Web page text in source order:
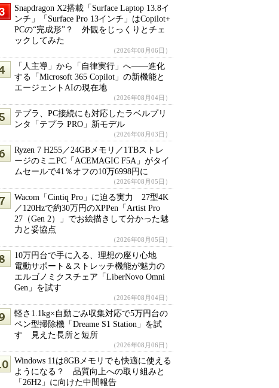
Snapdragon X2搭載「Surface Laptop 13.8イ
ンチ」「Surface Pro 13インチ」はCopilot+
PCの“完成形”？ 外観をじっくりとチェ
ックしてみた
（2026年08月06日）
「人主導」から「自律実行」へ――進化
する「Microsoft 365 Copilot」の新機能と
エージェントAIの現在地
（2026年08月04日）
テプラ、PC接続にも対応したラベルプリ
ンタ「テプラ PRO」新モデル
（2026年08月03日）
Ryzen 7 H255／24GBメモリ／1TBストレ
ージのミニPC「ACEMAGIC F5A」がタイ
ムセールで41％オフの10万6998円に
（2026年08月05日）
Wacom「Cintiq Pro」に迫る実力 27型4K
／120Hzで約30万円のXPPen「Artist Pro
27（Gen 2）」でお絵描きして分かった魅
力と妥協点
（2026年08月05日）
10万円台で手に入る、理想の座り心地
電動サポート＆ストレッチ機能が魅力の
エルゴノミクスチェア「LiberNovo Omni
Gen」を試す
（2026年08月04日）
軽さ1.1kg×自動ごみ収集対応で5万円台の
ペン型掃除機「Dreame S1 Station」を試
す 見えた長所と短所
（2026年08月06日）
Windows 11は8GBメモリでも快適に使える
ようになる？ 品質向上への取り組みと
「26H2」に向けた中間報告